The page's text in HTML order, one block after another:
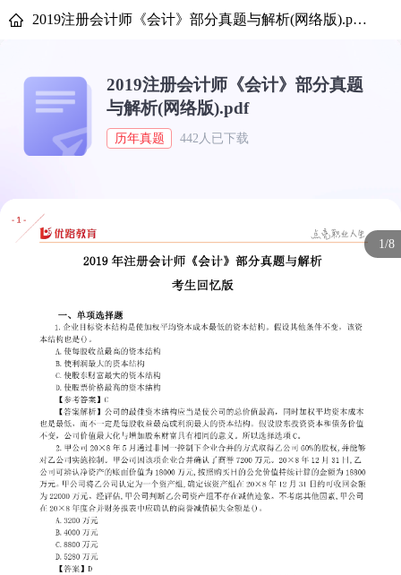
2019注册会计师《会计》部分真题与解析(网络版).pdf-优路教育
2019注册会计师《会计》部分真题
与解析(网络版).pdf
历年真题 442人已下载
1/8